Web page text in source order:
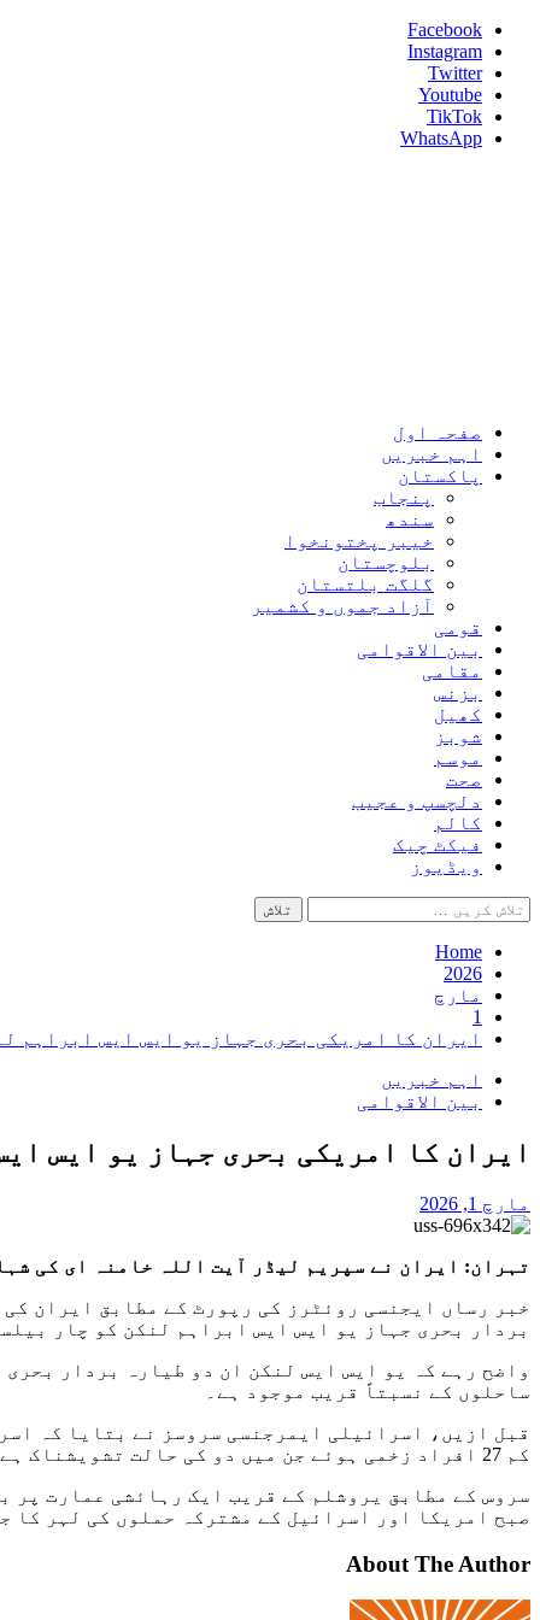
Skip
content
Facebook
Instagram
Twitter
Youtube
TikTok
WhatsApp
صفحہ اول
اہم خبریں
پاکستان
پنجاب
سندھ
خیبر پختونخوا
بلوچستان
گلگت بلتستان
آزاد جموں و کشمیر
قومی
بین الاقوامی
مقامی
بزنس
کھیل
شوبز
موسم
صحت
دلچسپ و عجیب
کالم
فیکٹ چیک
ویڈیوز
تلاش
کریں
برائے:Home
2026
مارچ
1
ایران کا امریکی بحری جہاز یو ایس ایس ابراہم
اہم خبریں
بین الاقوامی
ایران کا امریکی بحری جہاز یو ایس
مارچ 1, 2026
تہران: ایران نے سپریم لیڈر آیت اللہ خامنہ ای کی
خبر رساں ایجنسی روئٹرز کی رپورٹ کے مطابق ایران
بردار بحری جہاز یو ایس ایس ابراہم لنکن کو چار
واضح رہے کہ یو ایس ایس لنکن ان دو طیارہ بردار
ساحلوں کے نسبتاً قریب موجود ہے۔
کم 27 افراد زخمی ہوئے جن میں دو کی حالت تشویشناک ہے۔
صبح امریکا اور اسرائیل کے مشترکہ حملوں کی لہر کا
About The Author